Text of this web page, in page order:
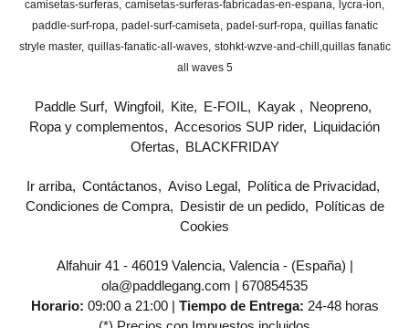
camisetas-surferas camisetas-surferas-fabricadas-en-espana lycra-ion
paddle-surf-ropa padel-surf-camiseta padel-surf-ropa quillas fanatic
stryle master quillas-fanatic-all-waves stohkt-wzve-and-chill ​quillas fanatic
all waves 5
Paddle Surf Wingfoil Kite E-FOIL Kayak
Neopreno
Ropa y complementos
Accesorios SUP rider
Liquidación
Ofertas
BLACKFRIDAY
Ir arriba Contáctanos Aviso Legal
Política de Privacidad
Condiciones de Compra
Desistir de un pedido
Políticas de
Cookies
Alfahuir 41 - 46019 Valencia, Valencia - (España) |
ola@paddlegang.com | 670854535
Horario: 09:00 a 21:00 | Tiempo de Entrega: 24-48 horas